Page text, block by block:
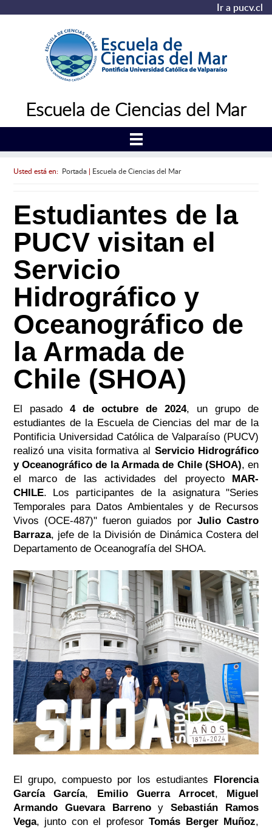
Ir a pucv.cl
Escuela de Ciencias del Mar
Usted está en: Portada| Escuela de Ciencias del Mar
Estudiantes de la
PUCV visitan el
Servicio
Hidrográfico y
Oceanográfico de
la Armada de
Chile (SHOA)
El pasado 4 de octubre de 2024, un grupo de
estudiantes de la Escuela de Ciencias del mar de la
Pontificia Universidad Católica de Valparaíso (PUCV)
realizó una visita formativa al Servicio Hidrográfico
y Oceanográfico de la Armada de Chile (SHOA), en
el marco de las actividades del proyecto
MAR-
CHILE. Los participantes de la asignatura "Series
Temporales para Datos Ambientales y de Recursos
Vivos (OCE-487)" fueron guiados porJulio Castro
Barraza, jefe de la División de Dinámica Costera del
Departamento de Oceanografía del SHOA.
El grupo, compuesto por los estudiantes Florencia
García García, Emilio Guerra Arrocet, Miguel
Armando Guevara BarrenoySebastián Ramos
Vega, junto con el profesorTomás Berger Muñoz,